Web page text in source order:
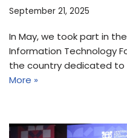
September 21, 2025
In May, we took part in
Information Technology
the country dedicated to
More »